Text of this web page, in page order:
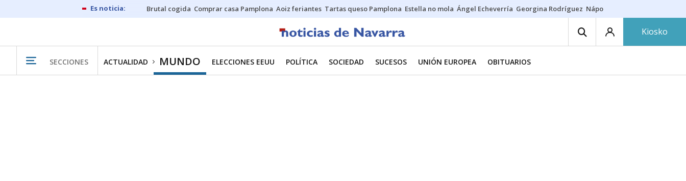
Brutal cogida Comprar casa Pamplona Aoiz feriantes Tartas queso Pamplona Estella no mola Ángel Echeverría Georgina Rodríguez Nápoles - Osasuna
Kiosko
SECCIONES ACTUALIDAD MUNDO ELECCIONES EEUU POLÍTICA SOCIEDAD SUCESOS UNIÓN EUROPEA OBITUARIOS